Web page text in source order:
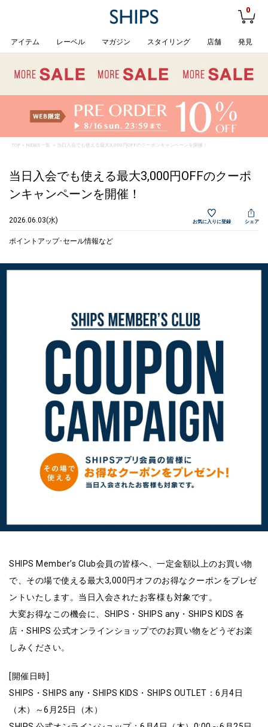
0
アイテム レーベル マガジン スタイリング 店舗 発見
TOP> NEWS一覧 > 当日入会でも使える最大3,000円OFFのクーポンキャンペーンを開催！
当日入会でも使える最大3,000円OFFのクーポ
ンキャンペーンを開催！
2026.06.03(水) お気に入りに登録 シェア
ポイントアップ･セール情報など
SHIPS Member’s Club会員の皆様へ、一定金額以上のお買い物
で、その場で使える最大3,000円オフのお得なクーポンをプレゼ
ントいたします。当日入会されたお客様も対象です。
大変お得なこの機会に、SHIPS・SHIPS any・SHIPS KIDS 各
店・SHIPS 公式オンラインショップでのお買い物をどうぞお楽
しみください。
[開催日時]
SHIPS・SHIPS any・SHIPS KIDS・SHIPS OUTLET：6月4日
（木）～6月25日（木）